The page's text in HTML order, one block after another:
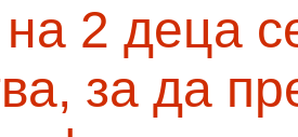
2 деца
за да